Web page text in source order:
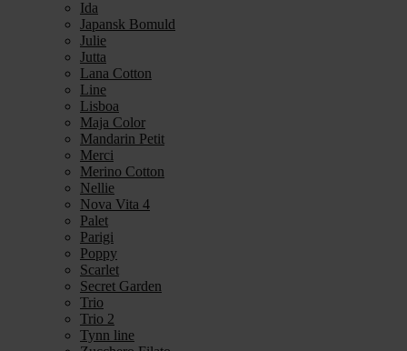
Ida
Japansk Bomuld
Julie
Jutta
Lana Cotton
Line
Lisboa
Maja Color
Mandarin Petit
Merci
Merino Cotton
Nellie
Nova Vita 4
Palet
Parigi
Poppy
Scarlet
Secret Garden
Trio
Trio 2
Tynn line